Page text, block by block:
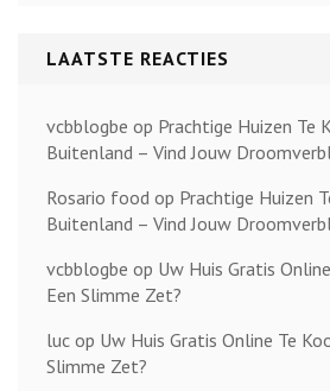
LAATSTE REACTIES
vcbblogbe op Prachtige Huizen Te
Buitenland – Vind Jouw
Rosario food op Prachtige Huizen
Buitenland – Vind Jouw
vcbblogbe op Uw Huis Gratis
Een Slimme Zet?
luc op Uw Huis Gratis Online Te
Slimme Zet?